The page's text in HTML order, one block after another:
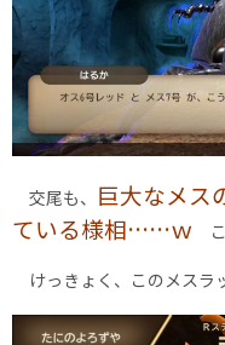
交尾も、 巨大なメス
ている様相……ｗ
けっきょく、このメスラ